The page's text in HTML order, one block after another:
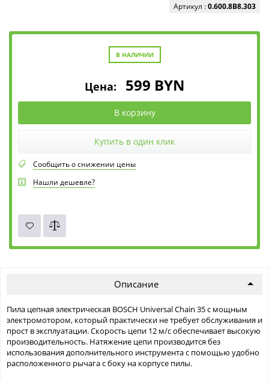
Артикул :0.600.8B8.303
В НАЛИЧИИ
Цена: 599 BYN
В корзину
Купить в один клик
Сообщить о снижении цены
Нашли дешевле?
Описание
Пила цепная электрическая BOSCH Universal Chain 35 с мощным
электромотором, который практически не требует обслуживания и
прост в эксплуатации. Скорость цепи 12 м/с обеспечивает высокую
производительность. Натяжение цепи производится без
использования дополнительного инструмента с помощью удобно
расположенного рычага с боку на корпусе пилы.